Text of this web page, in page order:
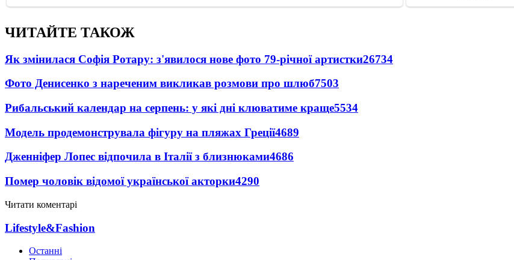
ЧИТАЙТЕ ТАКОЖ
Як змінилася Софія Ротару: з'явилося нове фото 79-річної артистки26734
Фото Денисенко з нареченим викликав розмови про шлюб7503
Рибальський календар на серпень: у які дні клюватиме краще5534
Модель продемонструвала фігуру на пляжах Греції4689
Дженніфер Лопес відпочила в Італії з близнюками4686
Помер чоловік відомої української акторки4290
Читати коментарі
Lifestyle&Fashion
Останні